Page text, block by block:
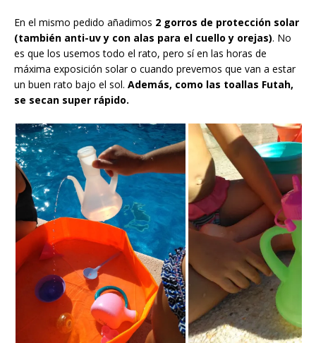
En el mismo pedido añadimos 2 gorros de protección solar
(también anti-uv y con alas para el cuello y orejas). No
es que los usemos todo el rato, pero sí en las horas de
máxima exposición solar o cuando prevemos que van a estar
un buen rato bajo el sol. Además, como las toallas Futah,
se secan super rápido.